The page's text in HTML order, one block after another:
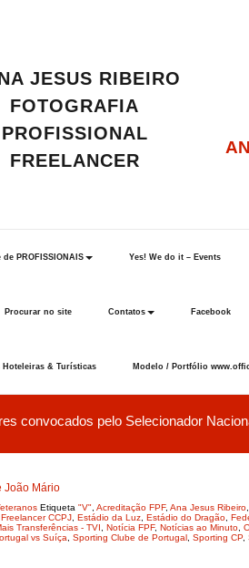
PROFISSIONAIS Yes! We do it – Events
Procurar no site Contatos Facebook
& Turísticas Modelo / Portfólio
convocados pelo Selecionador
João Mário
Etiqueta "V" Acreditação FPF, Ana Jesus Ribeiro
CCPJ Estádio da Luz Estádio do Dragão
Transferências - TVI Notícia FPF, Notícias ao Minuto
vs Suíça Sporting Clube de Portugal Sporting CP,